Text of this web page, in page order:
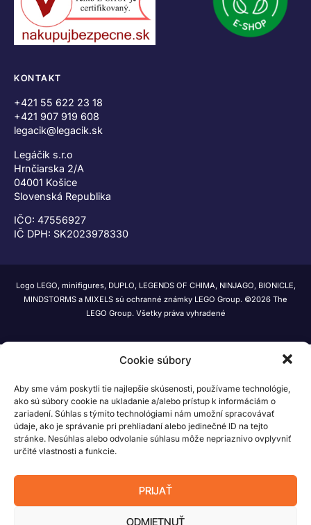
Cookie súbory
Aby sme vám poskytli tie najlepšie skúsenosti, používame technológie,
ako sú súbory cookie na ukladanie a/alebo prístup k informáciám o
zariadení. Súhlas s týmito technológiami nám umožní spracovávať
údaje, ako je správanie pri prehliadaní alebo jedinečné ID na tejto
stránke. Nesúhlas alebo odvolanie súhlasu môže nepriaznivo ovplyvniť
určité vlastnosti a funkcie.
PRIJAŤ
ODMIETNUŤ
KONTAKT
+421 55 622 23 18
+421 907 919 608
legacik@legacik.sk
Legáčik s.r.o
Hrnčiarska 2/A
04001 Košice
Slovenská Republika
IČO: 47556927
IČ DPH: SK2023978330
Logo LEGO, minifigures, DUPLO, LEGENDS OF CHIMA, NINJAGO, BIONICLE,
MINDSTORMS a MIXELS sú ochranné známky LEGO Group. ©2026 The
LEGO Group. Všetky práva vyhradené